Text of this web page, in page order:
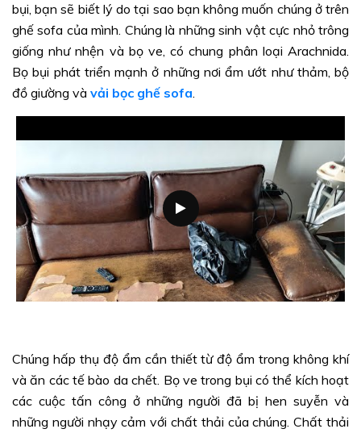
bụi, bạn sẽ biết lý do tại sao bạn không muốn chúng ở trên
ghế sofa của mình. Chúng là những sinh vật cực nhỏ trông
giống như nhện và bọ ve, có chung phân loại Arachnida.
Bọ bụi phát triển mạnh ở những nơi ẩm ướt như thảm, bộ
đồ giường và vải bọc ghế sofa.
Chúng hấp thụ độ ẩm cần thiết từ độ ẩm trong không khí
và ăn các tế bào da chết. Bọ ve trong bụi có thể kích hoạt
các cuộc tấn công ở những người đã bị hen suyễn và
những người nhạy cảm với chất thải của chúng. Chất thải